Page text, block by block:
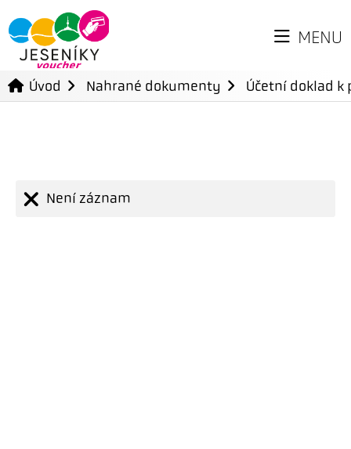
MENU
Úvod Nahrané dokumenty Účetní doklad
Není záznam